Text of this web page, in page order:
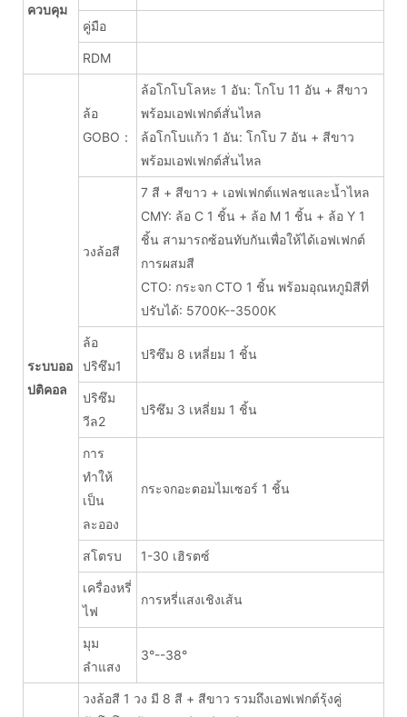
ควบคุม
คู่มือ
RDM
ระบบออ
ปติคอล
ล้อ
GOBO：
ล้อโกโบโลหะ 1 อัน: โกโบ 11 อัน + สีขาว
พร้อมเอฟเฟกต์สั่นไหล
ล้อโกโบแก้ว 1 อัน: โกโบ 7 อัน + สีขาว
พร้อมเอฟเฟกต์สั่นไหล
วงล้อสี
7 สี + สีขาว + เอฟเฟกต์แฟลชและน้ำไหล
CMY: ล้อ C 1 ชิ้น + ล้อ M 1 ชิ้น + ล้อ Y 1
ชิ้น สามารถซ้อนทับกันเพื่อให้ได้เอฟเฟกต์
การผสมสี
CTO: กระจก CTO 1 ชิ้น พร้อมอุณหภูมิสีที่
ปรับได้: 5700K--3500K
ล้อ
ปริซึม1
ปริซึม 8 เหลี่ยม 1 ชิ้น
ปริซึม
วีล2
ปริซึม 3 เหลี่ยม 1 ชิ้น
การ
ทำให้
เป็น
ละออง
กระจกอะตอมไมเซอร์ 1 ชิ้น
สโตรบ 1-30 เฮิรตซ์
เครื่องหรี่
ไฟ
การหรี่แสงเชิงเส้น
มุม
ลำแสง
3°--38°
วงล้อสี 1 วง มี 8 สี + สีขาว รวมถึงเอฟเฟกต์รุ้งคู่